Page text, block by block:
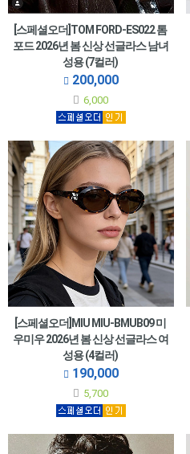
[스페셜오더]TOM FORD-ES022 톰
포드 2026년 봄 신상 선글라스 남녀
성용 (7컬러)
200,000
6,000
[스페셜오더]MIU MIU-BMUB09 미
우미우 2026년 봄 신상 선글라스 여
성용 (4컬러)
190,000
5,700